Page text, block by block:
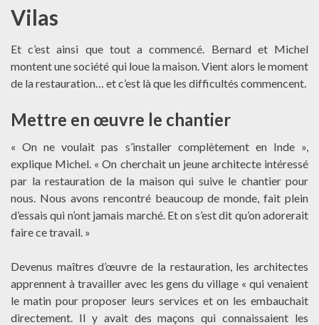
Vilas
Et c’est ainsi que tout a commencé. Bernard et Michel
montent une société qui loue la maison. Vient alors le moment
de la restauration… et c’est là que les difficultés commencent.
Mettre en œuvre le chantier
« On ne voulait pas s’installer complètement en Inde »,
explique Michel. « On cherchait un jeune architecte intéressé
par la restauration de la maison qui suive le chantier pour
nous. Nous avons rencontré beaucoup de monde, fait plein
d’essais qui n’ont jamais marché. Et on s’est dit qu’on adorerait
faire ce travail. »
Devenus maîtres d’œuvre de la restauration, les architectes
apprennent à travailler avec les gens du village « qui venaient
le matin pour proposer leurs services et on les embauchait
directement. Il y avait des maçons qui connaissaient les